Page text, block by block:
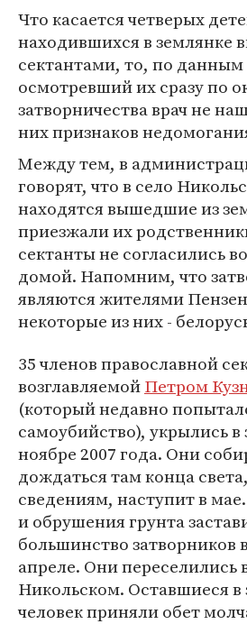
Что касается четверых
находившихся в землянке
сектантами, то, по
осмотревший их сразу по
затворничества врач не
них признаков
Между тем, в
говорят, что в село
находятся вышедшие из
приезжали их
сектанты не согласились
домой. Напомним, что
являются жителями
некоторые из них -
35 членов православной
возглавляемойПетром
(который недавно
самоубийство), укрылись в
ноябре 2007 года. Они
дождаться там конца
сведениям, наступит в
и обрушения грунта
большинство затворников
апреле. Они переселились
Никольском. Оставшиеся в
человек приняли обет